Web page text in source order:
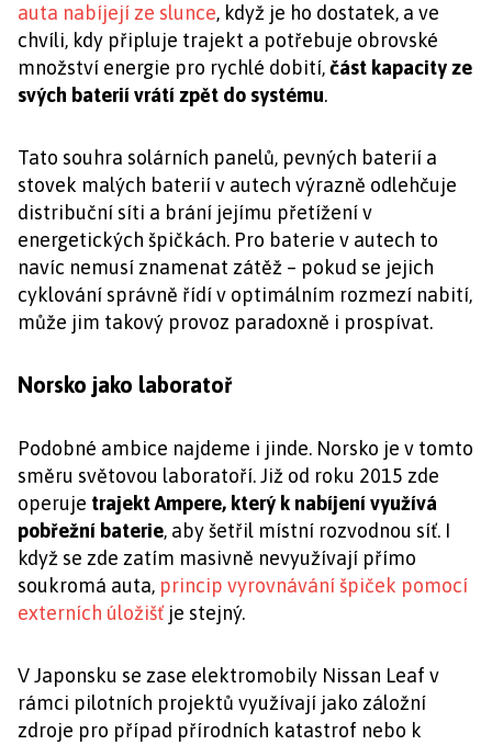
auta nabíjejí ze slunce, když je ho dostatek, a ve
chvíli, kdy připluje trajekt a potřebuje obrovské
množství energie pro rychlé dobití,část kapacity ze
svých baterií vrátí zpět do systému.
Tato souhra solárních panelů, pevných baterií a
stovek malých baterií v autech výrazně odlehčuje
distribuční síti a brání jejímu přetížení v
energetických špičkách. Pro baterie v autech to
navíc nemusí znamenat zátěž – pokud se jejich
cyklování správně řídí v optimálním rozmezí nabití,
může jim takový provoz paradoxně i prospívat.
Norsko jako laboratoř
Podobné ambice najdeme i jinde. Norsko je v tomto
směru světovou laboratoří. Již od roku 2015 zde
operuje trajekt Ampere, který k nabíjení využívá
pobřežní baterie, aby šetřil místní rozvodnou síť. I
když se zde zatím masivně nevyužívají přímo
soukromá auta, princip vyrovnávání špiček pomocí
externích úložišť je stejný.
V Japonsku se zase elektromobily Nissan Leaf v
rámci pilotních projektů využívají jako záložní
zdroje pro případ přírodních katastrof nebo k